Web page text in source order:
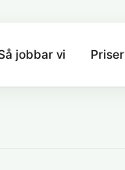
jobbar vi Priser